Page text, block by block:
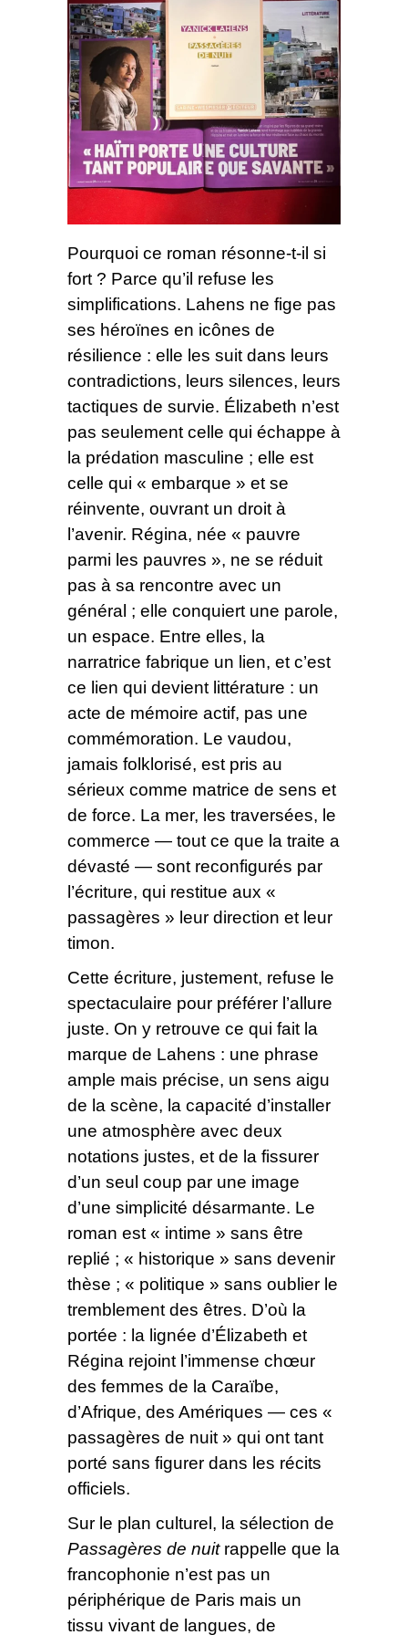
Pourquoi ce roman résonne-t-il si
fort ? Parce qu’il refuse les
simplifications. Lahens ne fige pas
ses héroïnes en icônes de
résilience : elle les suit dans leurs
contradictions, leurs silences, leurs
tactiques de survie. Élizabeth n’est
pas seulement celle qui échappe à
la prédation masculine ; elle est
celle qui « embarque » et se
réinvente, ouvrant un droit à
l’avenir. Régina, née « pauvre
parmi les pauvres », ne se réduit
pas à sa rencontre avec un
général ; elle conquiert une parole,
un espace. Entre elles, la
narratrice fabrique un lien, et c’est
ce lien qui devient littérature : un
acte de mémoire actif, pas une
commémoration. Le vaudou,
jamais folklorisé, est pris au
sérieux comme matrice de sens et
de force. La mer, les traversées, le
commerce — tout ce que la traite a
dévasté — sont reconfigurés par
l’écriture, qui restitue aux «
passagères » leur direction et leur
timon.
Cette écriture, justement, refuse le
spectaculaire pour préférer l’allure
juste. On y retrouve ce qui fait la
marque de Lahens : une phrase
ample mais précise, un sens aigu
de la scène, la capacité d’installer
une atmosphère avec deux
notations justes, et de la fissurer
d’un seul coup par une image
d’une simplicité désarmante. Le
roman est « intime » sans être
replié ; « historique » sans devenir
thèse ; « politique » sans oublier le
tremblement des êtres. D’où la
portée : la lignée d’Élizabeth et
Régina rejoint l’immense chœur
des femmes de la Caraïbe,
d’Afrique, des Amériques — ces «
passagères de nuit » qui ont tant
porté sans figurer dans les récits
officiels.
Sur le plan culturel, la sélection de
Passagères de nuitrappelle que la
francophonie n’est pas un
périphérique de Paris mais un
tissu vivant de langues, de